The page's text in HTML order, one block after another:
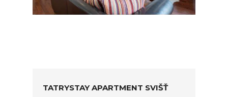
TATRYSTAY APARTMENT SVIŠŤ